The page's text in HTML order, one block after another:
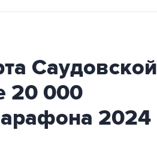
Саудовской
20 000
2024